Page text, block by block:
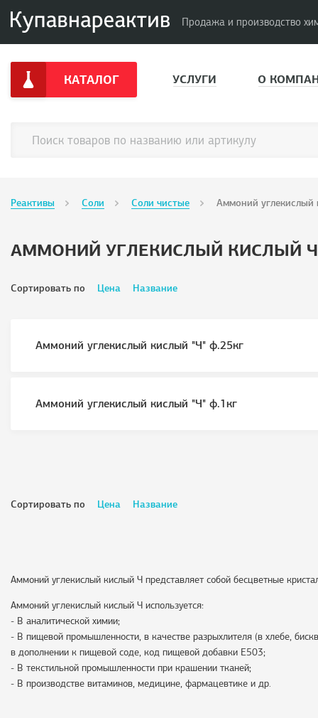
Продажа и производство
КАТАЛОГ УСЛУГИ О
Реактивы Соли Соли чистые Аммоний углекислый
АММОНИЙ УГЛЕКИСЛЫЙ КИСЛЫЙ Ч
Сортировать по Цена Название
Аммоний углекислый кислый "Ч" ф.25кг
Аммоний углекислый кислый "Ч" ф.1кг
Сортировать по Цена Название
Аммоний углекислый кислый Ч представляет собой бесцветные
Аммоний углекислый кислый Ч используется:
- В аналитической химии;
- В пищевой промышленности, в качестве разрыхлителя (в хлебе,
в дополнении к пищевой соде, код пищевой добавки Е503;
- В текстильной промышленности при крашении тканей;
- В производстве витаминов, медицине, фармацевтике и др.